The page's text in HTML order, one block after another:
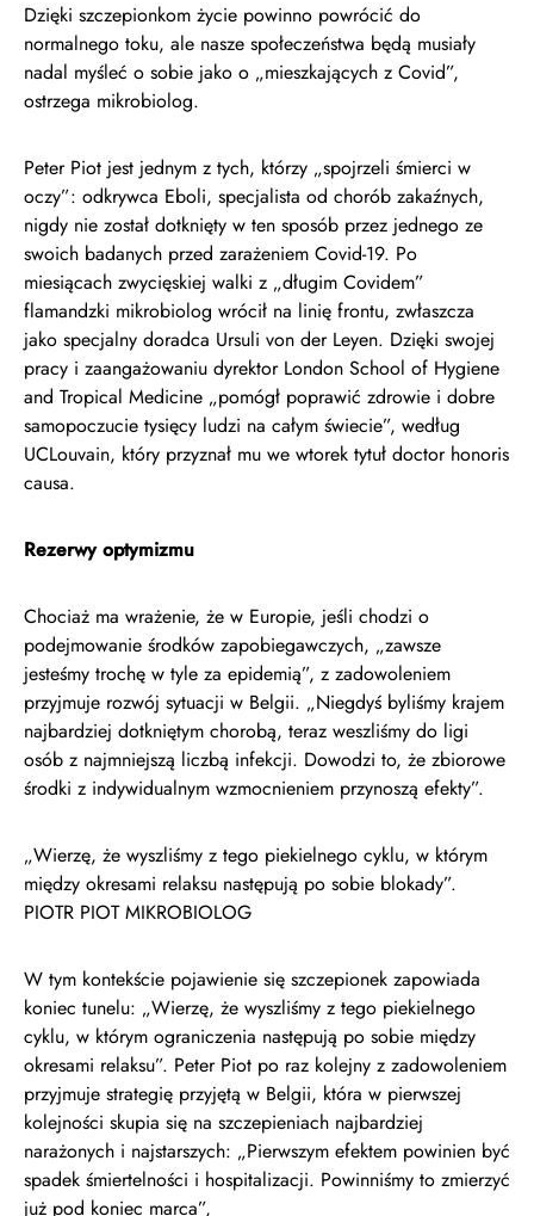
Dzięki szczepionkom życie powinno powrócić do
normalnego toku, ale nasze społeczeństwa będą musiały
nadal myśleć o sobie jako o „mieszkających z Covid”,
ostrzega mikrobiolog.
Peter Piot jest jednym z tych, którzy „spojrzeli śmierci w
oczy”: odkrywca Eboli, specjalista od chorób zakaźnych,
nigdy nie został dotknięty w ten sposób przez jednego ze
swoich badanych przed zarażeniem Covid-19. Po
miesiącach zwycięskiej walki z „długim Covidem”
flamandzki mikrobiolog wrócił na linię frontu, zwłaszcza
jako specjalny doradca Ursuli von der Leyen. Dzięki swojej
pracy i zaangażowaniu dyrektor London School of Hygiene
and Tropical Medicine „pomógł poprawić zdrowie i dobre
samopoczucie tysięcy ludzi na całym świecie”, według
UCLouvain, który przyznał mu we wtorek tytuł doctor honoris
causa.
Rezerwy optymizmu
Chociaż ma wrażenie, że w Europie, jeśli chodzi o
podejmowanie środków zapobiegawczych, „zawsze
jesteśmy trochę w tyle za epidemią”, z zadowoleniem
przyjmuje rozwój sytuacji w Belgii. „Niegdyś byliśmy krajem
najbardziej dotkniętym chorobą, teraz weszliśmy do ligi
osób z najmniejszą liczbą infekcji. Dowodzi to, że zbiorowe
środki z indywidualnym wzmocnieniem przynoszą efekty”.
„Wierzę, że wyszliśmy z tego piekielnego cyklu, w którym
między okresami relaksu następują po sobie blokady”.
PIOTR PIOT MIKROBIOLOG
W tym kontekście pojawienie się szczepionek zapowiada
koniec tunelu: „Wierzę, że wyszliśmy z tego piekielnego
cyklu, w którym ograniczenia następują po sobie między
okresami relaksu”. Peter Piot po raz kolejny z zadowoleniem
przyjmuje strategię przyjętą w Belgii, która w pierwszej
kolejności skupia się na szczepieniach najbardziej
narażonych i najstarszych: „Pierwszym efektem powinien być
spadek śmiertelności i hospitalizacji. Powinniśmy to zmierzyć
już pod koniec marca”,